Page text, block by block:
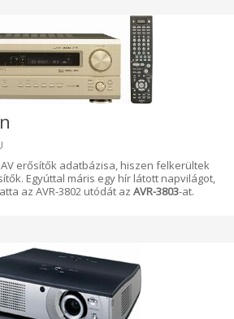
erősítők adatbázisa, hiszen felkerültek
Egyúttal máris egy hír látott napvilágot,
az AVR-3802 utódát az AVR-3803-at.